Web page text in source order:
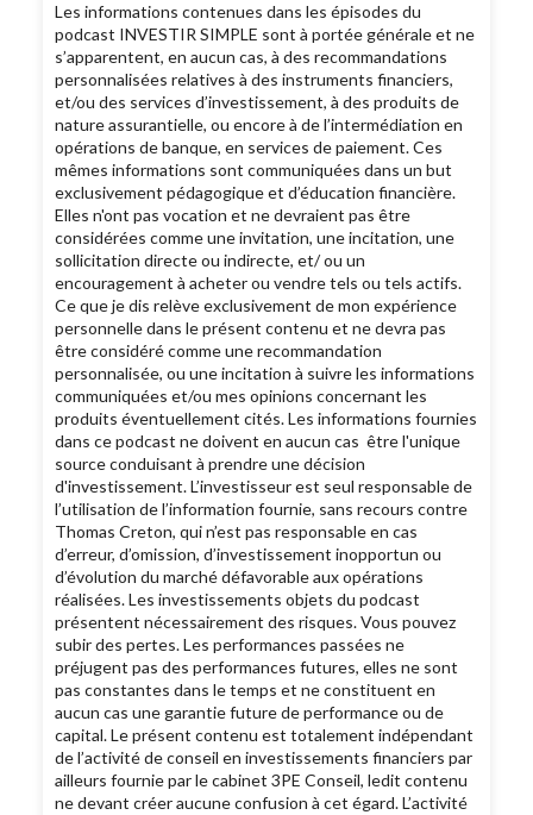
Les informations contenues dans les épisodes du
podcast INVESTIR SIMPLE sont à portée générale et ne
s’apparentent, en aucun cas, à des recommandations
personnalisées relatives à des instruments financiers,
et/ou des services d’investissement, à des produits de
nature assurantielle, ou encore à de l’intermédiation en
opérations de banque, en services de paiement. Ces
mêmes informations sont communiquées dans un but
exclusivement pédagogique et d’éducation financière.
Elles n'ont pas vocation et ne devraient pas être
considérées comme une invitation, une incitation, une
sollicitation directe ou indirecte, et/ ou un
encouragement à acheter ou vendre tels ou tels actifs.
Ce que je dis relève exclusivement de mon expérience
personnelle dans le présent contenu et ne devra pas
être considéré comme une recommandation
personnalisée, ou une incitation à suivre les informations
communiquées et/ou mes opinions concernant les
produits éventuellement cités. Les informations fournies
dans ce podcast ne doivent en aucun cas être l'unique
source conduisant à prendre une décision
d'investissement. L’investisseur est seul responsable de
l’utilisation de l’information fournie, sans recours contre
Thomas Creton, qui n’est pas responsable en cas
d’erreur, d’omission, d’investissement inopportun ou
d’évolution du marché défavorable aux opérations
réalisées. Les investissements objets du podcast
présentent nécessairement des risques. Vous pouvez
subir des pertes. Les performances passées ne
préjugent pas des performances futures, elles ne sont
pas constantes dans le temps et ne constituent en
aucun cas une garantie future de performance ou de
capital. Le présent contenu est totalement indépendant
de l’activité de conseil en investissements financiers par
ailleurs fournie par le cabinet 3PE Conseil, ledit contenu
ne devant créer aucune confusion à cet égard. L’activité